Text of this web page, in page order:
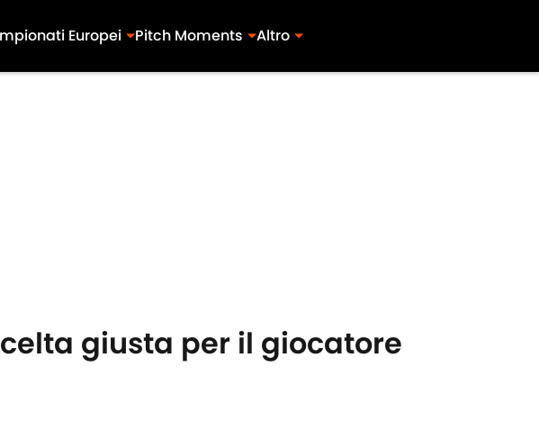
Europei Pitch Moments Altro
giusta per il giocatore